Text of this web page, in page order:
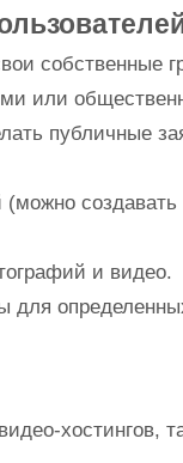
собственные
или
публичные
(можно
и видео.
для
хостингов,